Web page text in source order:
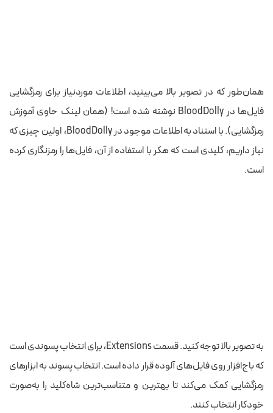
همان‌طور که در تصویر بالا می‌بینید، اطلاعات موردنیاز برای رمزگشایی
فایل‌ها در BloodDolly نوشته شده است! (همان لینک حاوی آموزش
رمزگشایی). با استناد به اطلاعات موجود در BloodDolly، اولین چیزی که
نیاز داریم، کلیدی است که هکر با استفاده از آن، فایل‌ها را رمزنگاریکرده
است.
به تصویر بالا توجه کنید. قسمت Extensions، برای انتخاب پسوندی است
کهباج‌افزارروی فایل‌های آلوده قرار داده است. انتخاب پسوند به ابزارهای
رمزگشایی کمک می‌کند تا بهترین و متناسب‌ترین شاه‌کلید را به‌صورت
خودکار انتخاب کنند.